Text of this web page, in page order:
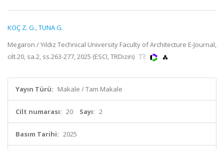
KOÇ Z. G.,TUNA G.
Megaron / Yıldız Technical University Faculty of Architecture E-Journal,
cilt.20, sa.2, ss.263-277, 2025 (ESCI, TRDizin)
Yayın Türü: Makale / Tam Makale
Cilt numarası: 20 Sayı: 2
Basım Tarihi: 2025